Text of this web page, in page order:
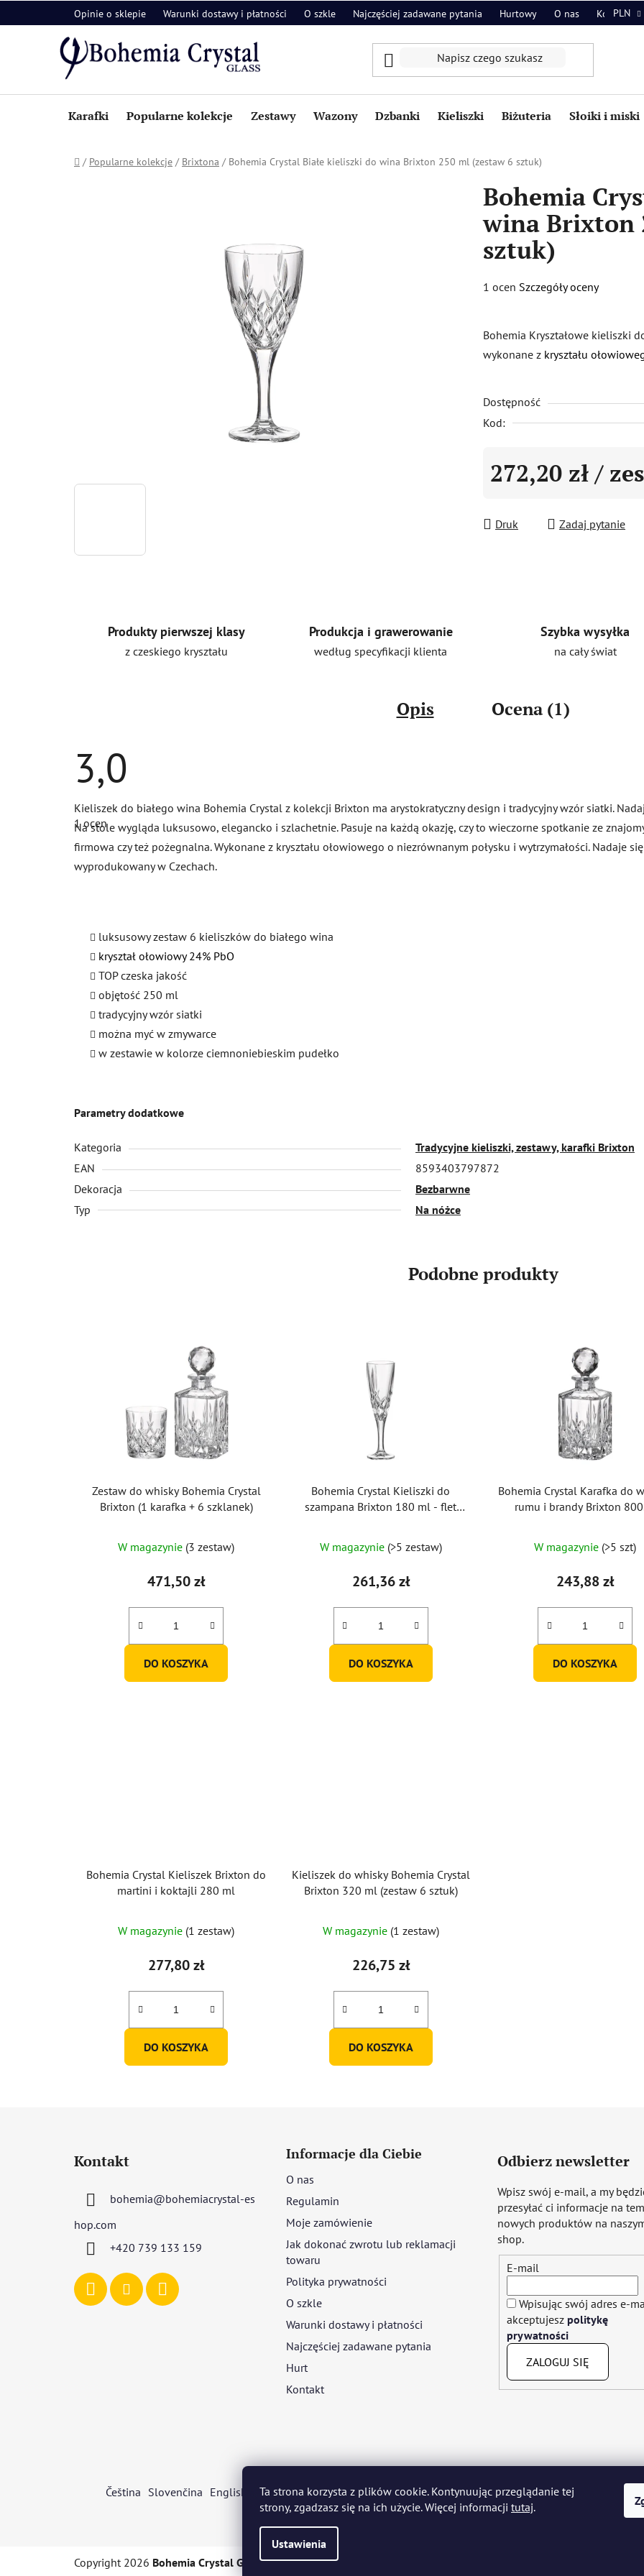
Ta strona korzysta z plików cookie. Kontynuując przeglądanie tej
strony, zgadzasz się na ich użycie. Więcej informacji tutaj.
Ustawienia
do
Opinie o sklepie Warunki dostawy i płatności O szkle Najczęściej zadawane pytania Hurtowy O nas Kontakt
PLN
Karafki Popularne kolekcje Zestawy Wazony Dzbanki Kieliszki Biżuteria Słoiki i miski
Home
/ Popularne kolekcje / Brixtona / Bohemia Crystal Białe kieliszki do wina Brixton 250 ml (zestaw 6 sztuk)
Bohemia
wina Brixton
sztuk)
Średnia
wynosi
3,0
5
gwiazdek.
1 ocen Szczegóły oceny
Bohemia Kryształowe kieliszki
wykonane z kryształu
Dostępność
Kod:
272,20 zł /
Druk Zadaj pytanie
Produkty pierwszej klasy
z czeskiego kryształu
Produkcja i grawerowanie
według specyfikacji klienta
Szybka wysyłka
na cały świat
Opis Ocena (1)
3,0
Średnia
ocena
produktu
wynosi
3,0
5
1 ocen
Kieliszek do białego wina Bohemia Crystal z kolekcji Brixton ma arystokratyczny design i tradycyjny wzór siatki.
Na stole wygląda luksusowo, elegancko i szlachetnie. Pasuje na każdą okazję, czy to wieczorne spotkanie ze
firmowa czy też pożegnalna. Wykonane z kryształu ołowiowego o niezrównanym połysku i wytrzymałości. Nadaje
wyprodukowany w Czechach.
luksusowy zestaw 6 kieliszków do białego wina
kryształ ołowiowy 24% PbO
TOP czeska jakość
objętość 250 ml
tradycyjny wzór siatki
można myć w zmywarce
w zestawie w kolorze ciemnoniebieskim pudełko
Parametry dodatkowe
Kategoria
Tradycyjne kieliszki, zestawy, karafki Brixton
EAN
8593403797872
Dekoracja
Bezbarwne
Typ
Na nóżce
Podobne produkty
Zestaw do whisky Bohemia Crystal
Brixton (1 karafka + 6 szklanek)
W magazynie (3 zestaw)
471,50 zł
DO KOSZYKA
Bohemia Crystal Kieliszki do
szampana Brixton 180 ml - flet
W magazynie (>5 zestaw)
261,36 zł
DO KOSZYKA
Bohemia Crystal Karafka do
rumu i brandy Brixton
ocena
produktu
5,0
na
gwiazdek.
W magazynie (>5 szt)
243,88 zł
DO KOSZYKA
Bohemia Crystal Kieliszek Brixton do
martini i koktajli 280 ml
W magazynie (1 zestaw)
277,80 zł
DO KOSZYKA
Kieliszek do whisky Bohemia Crystal
Brixton 320 ml (zestaw 6 sztuk)
W magazynie (1 zestaw)
226,75 zł
DO KOSZYKA
Kontakt
bohemia@bohemiacrystal-es
hop.com
+420 739 133 159
Informacje dla Ciebie
O nas
Regulamin
Moje zamówienie
Jak dokonać zwrotu lub reklamacji
towaru
Polityka prywatności
O szkle
Warunki dostawy i płatności
Najczęściej zadawane pytania
Hurt
Kontakt
Odbierz newsletter
Wpisz swój e-mail, a my
przesyłać ci informacje na
nowych produktów na
shop.
E-mail
Wpisując swój adres e-
akceptujesz politykę
prywatności
ZALOGUJ SIĘ
Čeština Slovenčina English Deutsch Magyar Język polski Română Italiano Español Français
Nederlands Українська Ελληνικά
Copyright 2026 Bohemia Crystal Glass. Wszystkie prawa zastrzeżone.